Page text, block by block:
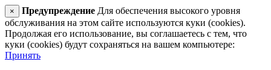
× Предупреждение Для обеспечения высокого уровня
обслуживания на этом сайте используются куки (cookies).
Продолжая его использование, вы соглашаетесь с тем, что
куки (cookies) будут сохраняться на вашем компьютере:
Принять